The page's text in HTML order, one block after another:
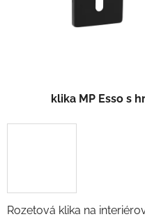
Rozetová klika na
klika MP Esso s